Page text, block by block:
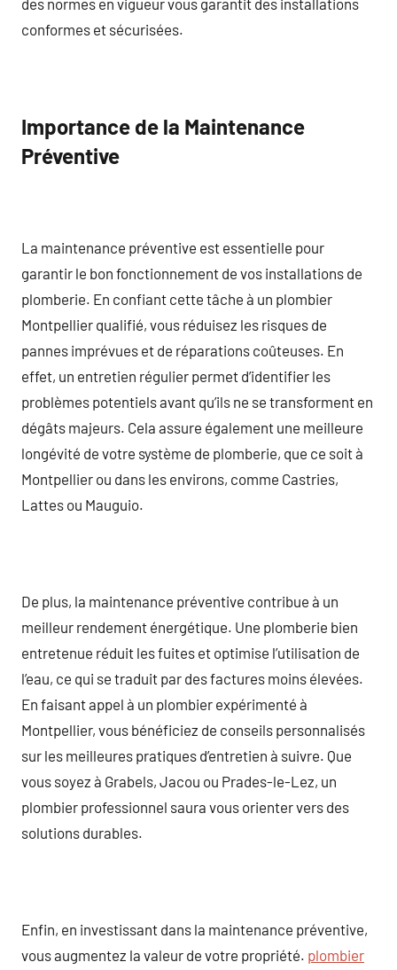
conformes et sécurisées.
Importance de la Maintenance
Préventive
La maintenance préventive est essentielle pour
garantir le bon fonctionnement de vos installations de
plomberie. En confiant cette tâche à un plombier
Montpellier qualifié, vous réduisez les risques de
pannes imprévues et de réparations coûteuses. En
effet, un entretien régulier permet d’identifier les
problèmes potentiels avant qu’ils ne se transforment en
dégâts majeurs. Cela assure également une meilleure
longévité de votre système de plomberie, que ce soit à
Montpellier ou dans les environs, comme Castries,
Lattes ou Mauguio.
De plus, la maintenance préventive contribue à un
meilleur rendement énergétique. Une plomberie bien
entretenue réduit les fuites et optimise l’utilisation de
l’eau, ce qui se traduit par des factures moins élevées.
En faisant appel à un plombier expérimenté à
Montpellier, vous bénéficiez de conseils personnalisés
sur les meilleures pratiques d’entretien à suivre. Que
vous soyez à Grabels, Jacou ou Prades-le-Lez, un
plombier professionnel saura vous orienter vers des
solutions durables.
Enfin, en investissant dans la maintenance préventive,
vous augmentez la valeur de votre propriété. plombier